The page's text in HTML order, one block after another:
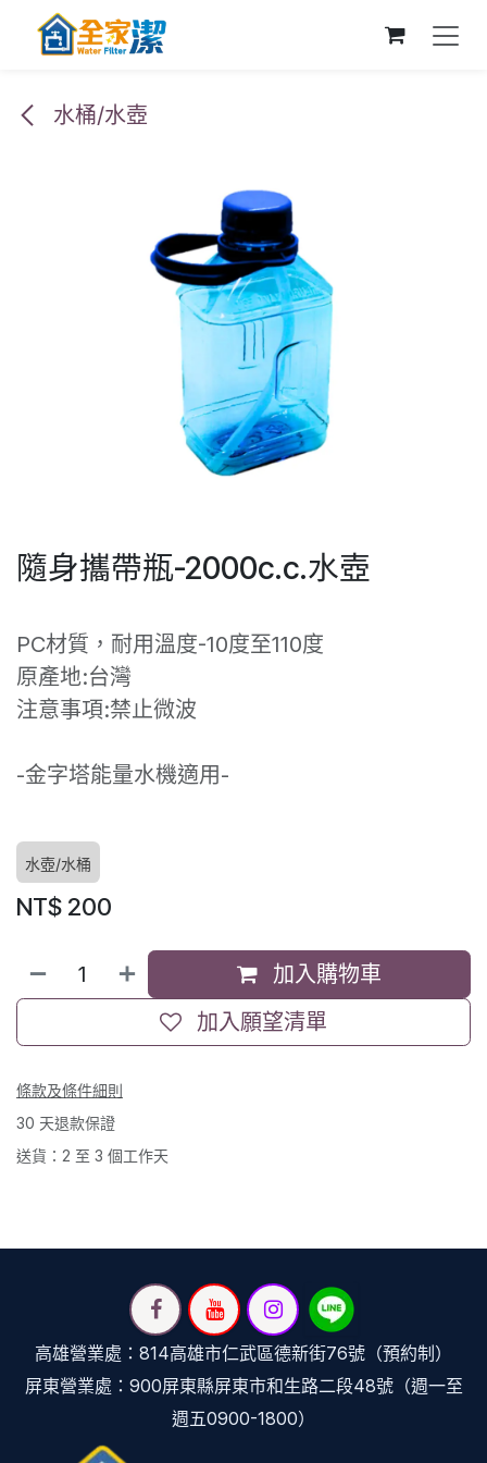
跳至內容
水桶/水壺
隨身攜帶瓶-2000c.c.水壺
PC材質，耐用溫度-10度至110度
原產地:台灣
注意事項:禁止微波
-金字塔能量水機適用-
水壺/水桶
NT$ 200
加入購物車
加入願望清單
條款及條件細則
30 天退款保證
送貨：2 至 3 個工作天
高雄營業處：814高雄市仁武區德新街76號（預約制）
屏東營業處：900屏東縣屏東市和生路二段48號（週一至
週五0900-1800）